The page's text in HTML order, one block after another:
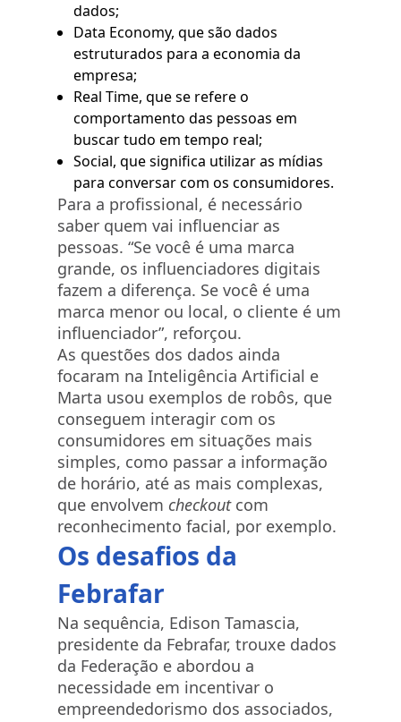
dados;
Data Economy, que são dados
estruturados para a economia da
empresa;
Real Time, que se refere o
comportamento das pessoas em
buscar tudo em tempo real;
Social, que significa utilizar as mídias
para conversar com os consumidores.
Para a profissional, é necessário
saber quem vai influenciar as
pessoas. “Se você é uma marca
grande, os influenciadores digitais
fazem a diferença. Se você é uma
marca menor ou local, o cliente é um
influenciador”, reforçou.
As questões dos dados ainda
focaram na Inteligência Artificial e
Marta usou exemplos de robôs, que
conseguem interagir com os
consumidores em situações mais
simples, como passar a informação
de horário, até as mais complexas,
que envolvem checkoutcom
reconhecimento facial, por exemplo.
Os desafios da
Febrafar
Na sequência, Edison Tamascia,
presidente da Febrafar, trouxe dados
da Federação e abordou a
necessidade em incentivar o
empreendedorismo dos associados,